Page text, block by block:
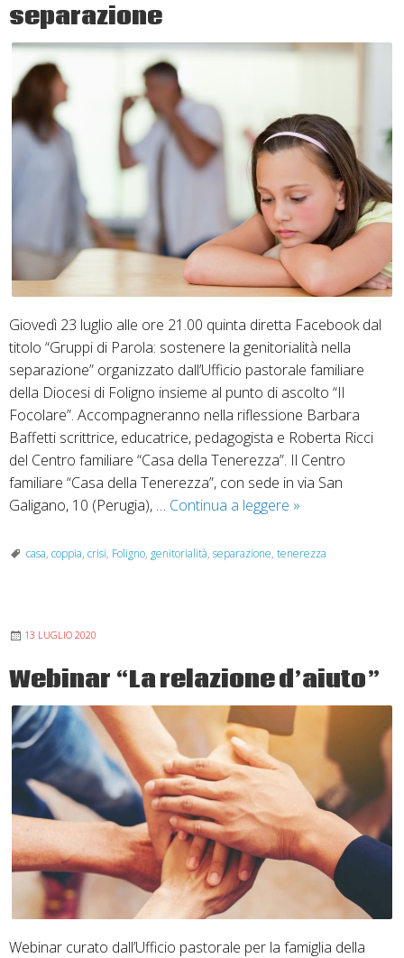
separazione
Giovedì 23 luglio alle ore 21.00 quinta diretta Facebook dal
titolo “Gruppi di Parola: sostenere la genitorialità nella
separazione” organizzato dall’Ufficio pastorale familiare
della Diocesi di Foligno insieme al punto di ascolto “Il
Focolare”. Accompagneranno nella riflessione Barbara
Baffetti scrittrice, educatrice, pedagogista e Roberta Ricci
del Centro familiare “Casa della Tenerezza”. Il Centro
familiare “Casa della Tenerezza”, con sede in via San
Galigano, 10 (Perugia), … Continua a leggere Sostenere
genitorialità
»
casa, coppia, crisi, Foligno, genitorialità, separazione, tenerezza
13 LUGLIO 2020
Webinar “La relazione d’aiuto”
Webinar curato dall’Ufficio pastorale per la famiglia della